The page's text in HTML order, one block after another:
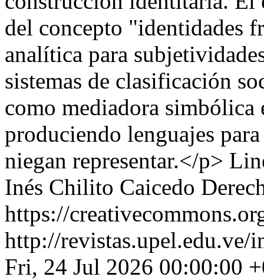
del concepto "identidades
analítica para
sistemas de clasificación
como mediadora simbólica
produciendo lenguajes
niegan representar.</p>
Inés Chilito Caicedo
https://
http://
Fri, 24 Jul 2026 00:00:00